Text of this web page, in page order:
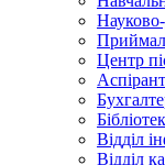
Центр
Відділ
Відділ